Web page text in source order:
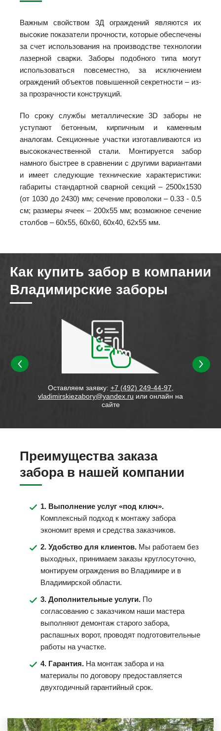
Важным свойством 3Д ограждений являются их
высокие показатели прочности, которые обеспечены
за счет использования на производстве технологии
лазерной сварки. Заборы подобного типа могут
использоваться повсеместно, за исключением
ограждений объектов повышенной секретности – из-
за прозрачности конструкций.
По сроку службы металлические 3D заборы не
уступают бетонным, кирпичным и каменным
аналогам. Секционные участки изготавливаются из
высококачественной стали. Монтируется забор
намного быстрее в сравнении с другими вариантами
и имеет следующие технические характеристики:
габариты стандартной сварной секций – 2500х1530
(от 1030 до 2430) мм; сечение проволоки – 0.33 - 0.5
см; размеры ячеек – 200х55 мм; возможное сечение
столбов – 60х55, 60х60, 60х40, 62х55 мм.
Как купить забор в компании
Владимирские заборы
Оставляем заявку: +7 (492) 249-44-97,
vladimirskiezabory@yandex.ru или онлайн на
сайте
Преимущества заказа
забора в нашей компании
1. Выполнение услуг «под ключ».
Комплексный подход к монтажу забора
экономит время и средства заказчиков.
2. Удобство для клиентов. Мы работаем без
выходных, принимаем заказы круглосуточно,
монтируем ограждения во Владимире и в
Владимирской области.
3. Дополнительные услуги. По
согласованию с заказчиком наши мастера
выполняют демонтаж старого забора,
распашных ворот, проводят подготовительные
работы на участке.
4. Гарантия. На монтаж забора и на
материалы по договору предоставляется
двухгодичный гарантийный срок.